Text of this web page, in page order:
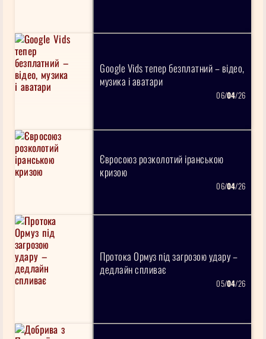
Google Vids тепер безплатний – відео,
музика і аватари
06/04/26
Євросоюз розколотий іранською
кризою
06/04/26
Протока Ормуз під загрозою удару –
дедлайн спливає
05/04/26